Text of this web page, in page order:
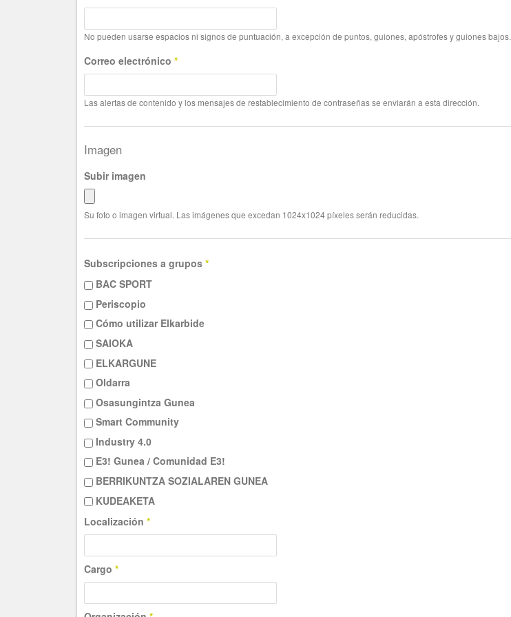
No pueden usarse espacios ni signos de puntuación, a excepción de puntos, guiones, apóstrofes y guiones bajos.
Correo electrónico *
Las alertas de contenido y los mensajes de restablecimiento de contraseñas se enviarán a esta dirección.
Imagen
Subir imagen
Su foto o imagen virtual. Las imágenes que excedan 1024x1024 píxeles serán reducidas.
Subscripciones a grupos *
BAC SPORT
Periscopio
Cómo utilizar Elkarbide
SAIOKA
ELKARGUNE
Oldarra
Osasungintza Gunea
Smart Community
Industry 4.0
E3! Gunea / Comunidad E3!
BERRIKUNTZA SOZIALAREN GUNEA
KUDEAKETA
Localización *
Cargo *